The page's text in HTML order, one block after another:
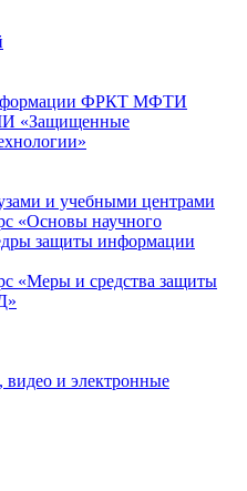
ФРКТ МФТИ
«Защищенные
и учебными центрами
«Основы научного
защиты информации
«Меры и средства защиты
и электронные